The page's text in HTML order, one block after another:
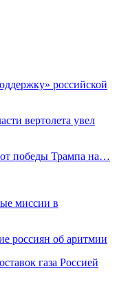
российской
вертолета увел
победы Трампа на…
миссии в
россиян об аритмии
газа Россией